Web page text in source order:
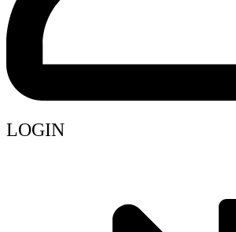
LOGIN